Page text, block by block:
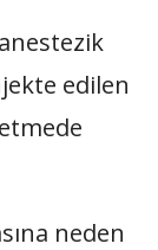
edilen
neden